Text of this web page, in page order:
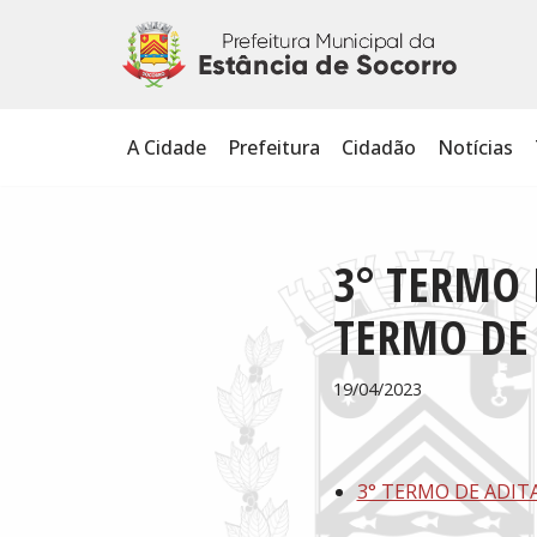
A Cidade Prefeitura Cidadão Notícias
3° TERMO
TERMO
19/04/2023
3° TERMO DE